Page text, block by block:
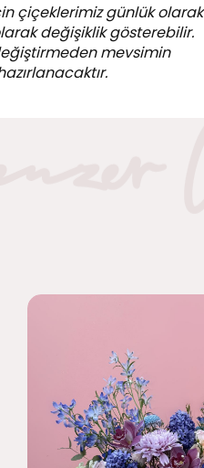
çiçeklerimiz günlük olarak
değişiklik gösterebilir.
mevsimin